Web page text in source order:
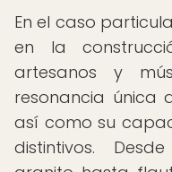
En el caso
en la
artesanos y
resonancia única
así como su
distintivos.